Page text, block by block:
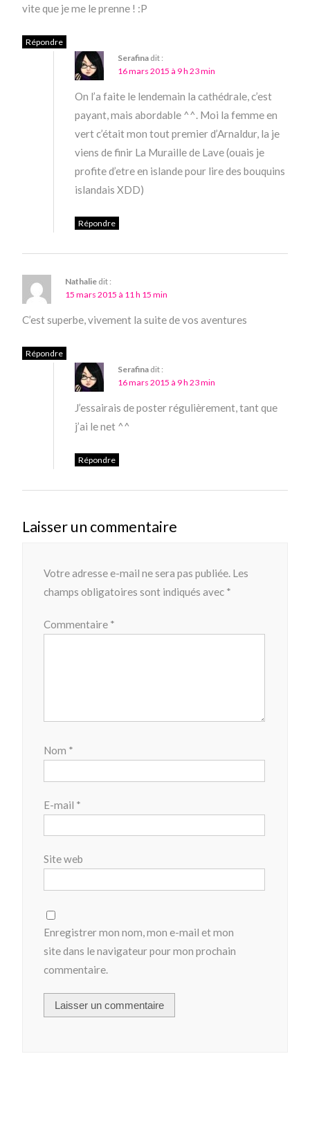
vite que je me le prenne ! :P
Répondre
Serafina dit :
16 mars 2015 à 9 h 23 min
On l’a faite le lendemain la cathédrale, c’est
payant, mais abordable ^^. Moi la femme en
vert c’était mon tout premier d’Arnaldur, la je
viens de finir La Muraille de Lave (ouais je
profite d’etre en islande pour lire des bouquins
islandais XDD)
Répondre
Nathalie dit :
15 mars 2015 à 11 h 15 min
C’est superbe, vivement la suite de vos aventures
Répondre
Serafina dit :
16 mars 2015 à 9 h 23 min
J’essairais de poster régulièrement, tant que
j’ai le net ^^
Répondre
Laisser un commentaire
Votre adresse e-mail ne sera pas publiée. Les
champs obligatoires sont indiqués avec *
Commentaire *
Nom *
E-mail *
Site web
Enregistrer mon nom, mon e-mail et mon
site dans le navigateur pour mon prochain
commentaire.